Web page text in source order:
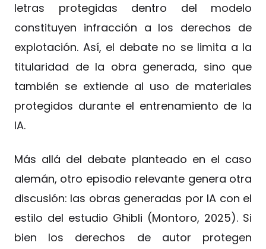
letras protegidas dentro del modelo
constituyen infracción a los derechos de
explotación. Así, el debate no se limita a la
titularidad de la obra generada, sino que
también se extiende al uso de materiales
protegidos durante el entrenamiento de la
IA.
Más allá del debate planteado en el caso
alemán, otro episodio relevante genera otra
discusión: las obras generadas por IA con el
estilo del estudio Ghibli (Montoro, 2025). Si
bien los derechos de autor protegen